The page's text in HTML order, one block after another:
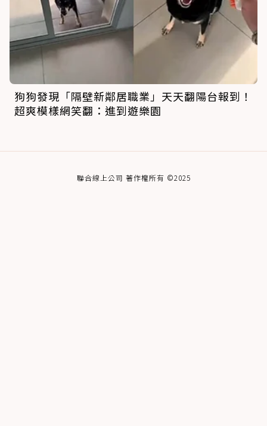
狗狗發現「隔壁新鄰居職業」天天翻陽台報到！
超爽模樣網笑翻：進到遊樂園
聯合線上公司 著作權所有 ©2025